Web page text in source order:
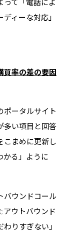
ィーな対応」
買率の差の要因
ポータルサイト
多い項目と回答
こまめに更新し
かる」ように
バウンドコール
アウトバウンド
りすぎない」